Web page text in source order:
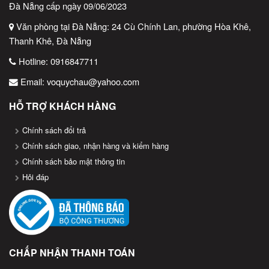
Vina Bill Việt Nam – Giải pháp thiết bị bán hàng chuyên
nghiệp!
Đà Nẵng cấp ngày 09/06/2023
Văn phòng tại Đà Nẵng: 24 Cù Chính Lan, phường Hòa Khê,
Thanh Khê, Đà Nẵng
Hotline: 0916847711
Email: voquychau@yahoo.com
HỖ TRỢ KHÁCH HÀNG
Chính sách đổi trả
Chính sách giao, nhận hàng và kiểm hàng
Chính sách bảo mật thông tin
Hỏi đáp
CHẤP NHẬN THANH TOÁN